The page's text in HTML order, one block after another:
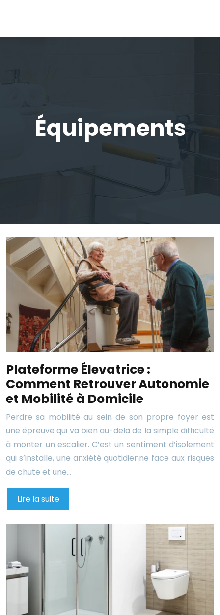
Équipements
Plateforme Élevatrice :
Comment Retrouver Autonomie
et Mobilité à Domicile
Perdre sa mobilité au sein de son propre foyer est
une épreuve qui va bien au-delà de la simple difficulté
à monter un escalier. C’est un sentiment d’isolement
qui s’installe, une anxiété quotidienne face aux risques
de chute et une…
Lire la suite